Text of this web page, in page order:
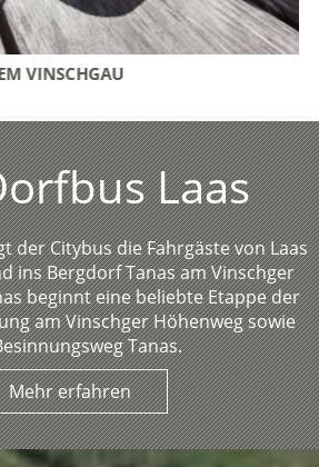
Laas
der Citybus die Fahrgäste von Laas
ins Bergdorf Tanas am Vinschger
beginnt eine beliebte Etappe der
am Vinschger Höhenweg sowie
Tanas.
Mehr erfahren